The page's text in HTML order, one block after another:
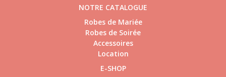
NOTRE CATALOGUE
Robes de Mariée
Robes de Soirée
Accessoires
Location
E-SHOP